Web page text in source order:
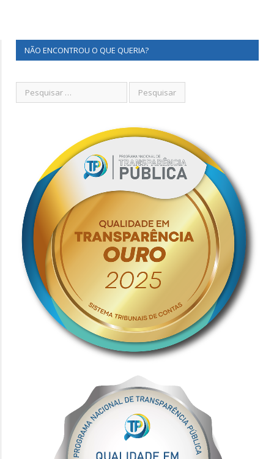
NÃO ENCONTROU O QUE QUERIA?